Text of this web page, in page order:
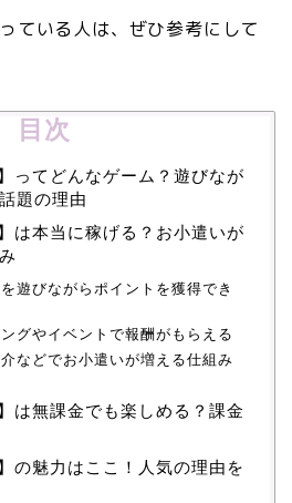
ている人は、ぜひ参考にして
目次
ってどんなゲーム？遊びなが
題の理由
は本当に稼げる？お小遣いが
遊びながらポイントを獲得でき
グやイベントで報酬がもらえる
などでお小遣いが増える仕組み
は無課金でも楽しめる？課金
の魅力はここ！人気の理由を